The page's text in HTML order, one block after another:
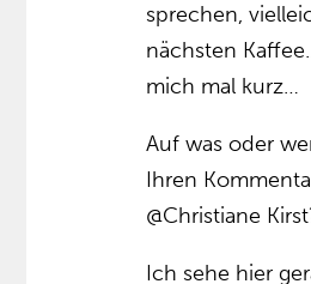
sprechen,
nächsten
mich mal kurz…
Auf was oder
Ihren
@Christiane
Ich sehe hier